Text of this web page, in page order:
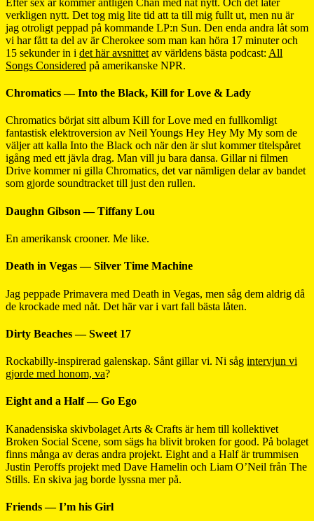
Efter sex år kommer äntligen Chan med nåt nytt. Och det låter
verkligen nytt. Det tog mig lite tid att ta till mig fullt ut, men nu är
jag otroligt peppad på kommande LP:n Sun. Den enda andra låt som
vi har fått ta del av är Cherokee som man kan höra 17 minuter och
15 sekunder in i det här avsnittet av världens bästa podcast: All
Songs Considered på amerikanske NPR.
Chromatics — Into the Black, Kill for Love & Lady
Chromatics börjat sitt album Kill for Love med en fullkomligt
fantastisk elektroversion av Neil Youngs Hey Hey My My som de
väljer att kalla Into the Black och när den är slut kommer titelspåret
igång med ett jävla drag. Man vill ju bara dansa. Gillar ni filmen
Drive kommer ni gilla Chromatics, det var nämligen delar av bandet
som gjorde soundtracket till just den rullen.
Daughn Gibson — Tiffany Lou
En amerikansk crooner. Me like.
Death in Vegas — Silver Time Machine
Jag peppade Primavera med Death in Vegas, men såg dem aldrig då
de krockade med nåt. Det här var i vart fall bästa låten.
Dirty Beaches — Sweet 17
Rockabilly-inspirerad galenskap. Sånt gillar vi. Ni såg intervjun vi
gjorde med honom, va?
Eight and a Half — Go Ego
Kanadensiska skivbolaget Arts & Crafts är hem till kollektivet
Broken Social Scene, som sägs ha blivit broken for good. På bolaget
finns många av deras andra projekt. Eight and a Half är trummisen
Justin Peroffs projekt med Dave Hamelin och Liam O’Neil från The
Stills. En skiva jag borde lyssna mer på.
Friends — I’m his Girl